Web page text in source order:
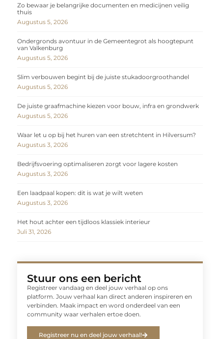
Zo bewaar je belangrijke documenten en medicijnen veilig
thuis
Augustus 5, 2026
Ondergronds avontuur in de Gemeentegrot als hoogtepunt
van Valkenburg
Augustus 5, 2026
Slim verbouwen begint bij de juiste stukadoorgroothandel
Augustus 5, 2026
De juiste graafmachine kiezen voor bouw, infra en grondwerk
Augustus 5, 2026
Waar let u op bij het huren van een stretchtent in Hilversum?
Augustus 3, 2026
Bedrijfsvoering optimaliseren zorgt voor lagere kosten
Augustus 3, 2026
Een laadpaal kopen: dit is wat je wilt weten
Augustus 3, 2026
Het hout achter een tijdloos klassiek interieur
Juli 31, 2026
Stuur ons een bericht
Registreer vandaag en deel jouw verhaal op ons
platform. Jouw verhaal kan direct anderen inspireren en
verbinden. Maak impact en word onderdeel van een
community waar verhalen ertoe doen.
Registreer nu en deel jouw verhaal!